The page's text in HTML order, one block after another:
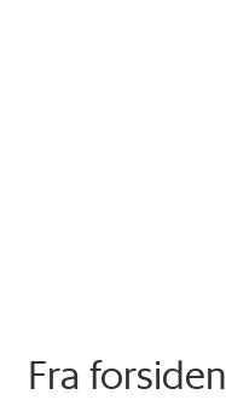
Fra forsiden